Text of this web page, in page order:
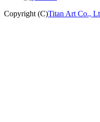
Copyright (C)Titan Art Co.,